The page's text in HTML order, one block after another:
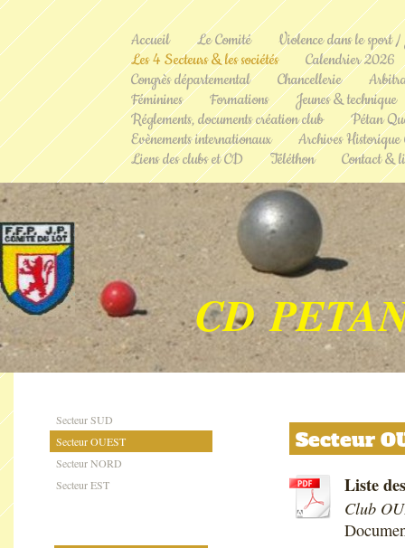
Accueil Le Comité
Violence dans le sport
Les 4 Secteurs & les sociétés
Calendrier 2026
Congrès départemental
Chancellerie
Féminines
Formations
Jeunes & technique
Réglements, documents création club
Pétan
Evènements internationaux
Archives
Liens des clubs et CD
Téléthon Contact &
CD
Secteur SUD
Secteur OUEST
Secteur NORD
Secteur EST
Secteur
Liste
Club